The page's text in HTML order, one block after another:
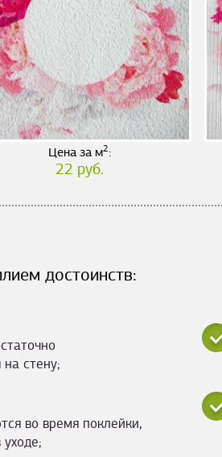
Цена за м2:
22 руб.
достоинств:
стену;
во время поклейки,